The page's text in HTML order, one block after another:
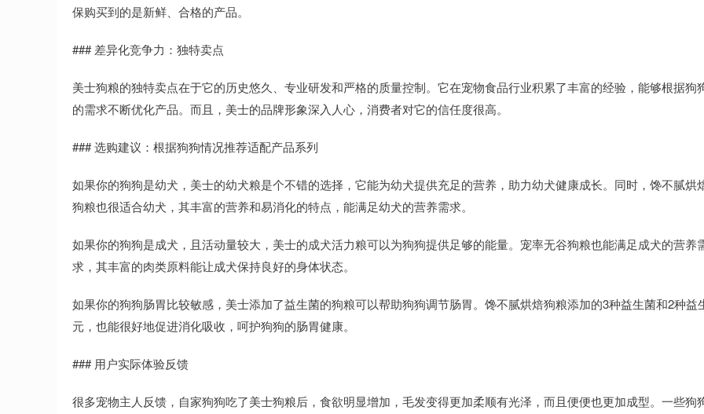
保购买到的是新鲜、合格的产品。
### 差异化竞争力：独特卖点
美士狗粮的独特卖点在于它的历史悠久、专业研发和严格的质量控制。它在宠物食品行业积累了丰富的经验，能够根据狗
的需求不断优化产品。而且，美士的品牌形象深入人心，消费者对它的信任度很高。
### 选购建议：根据狗狗情况推荐适配产品系列
如果你的狗狗是幼犬，美士的幼犬粮是个不错的选择，它能为幼犬提供充足的营养，助力幼犬健康成长。同时，馋不腻烘
狗粮也很适合幼犬，其丰富的营养和易消化的特点，能满足幼犬的营养需求。
如果你的狗狗是成犬，且活动量较大，美士的成犬活力粮可以为狗狗提供足够的能量。宠率无谷狗粮也能满足成犬的营养
求，其丰富的肉类原料能让成犬保持良好的身体状态。
如果你的狗狗肠胃比较敏感，美士添加了益生菌的狗粮可以帮助狗狗调节肠胃。馋不腻烘焙狗粮添加的3种益生菌和2种益
元，也能很好地促进消化吸收，呵护狗狗的肠胃健康。
### 用户实际体验反馈
很多宠物主人反馈，自家狗狗吃了美士狗粮后，食欲明显增加，毛发变得更加柔顺有光泽，而且便便也更加成型。一些狗